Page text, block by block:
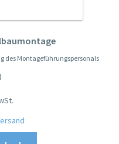
des Montageführungspersonals